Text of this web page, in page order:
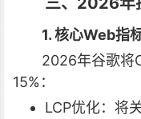
1. 核心Web指
2026年谷歌将
15%：
LCP优化：将